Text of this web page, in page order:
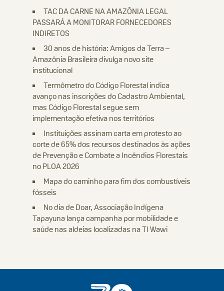
TAC DA CARNE NA AMAZÔNIA LEGAL
PASSARÁ A MONITORAR FORNECEDORES
INDIRETOS
30 anos de história: Amigos da Terra –
Amazônia Brasileira divulga novo site
institucional
Termômetro do Código Florestal indica
avanço nas inscrições do Cadastro Ambiental,
mas Código Florestal segue sem
implementação efetiva nos territórios
Instituições assinam carta em protesto ao
corte de 65% dos recursos destinados às ações
de Prevenção e Combate a Incêndios Florestais
no PLOA 2026
Mapa do caminho para fim dos combustíveis
fósseis
No dia de Doar, Associação Indígena
Tapayuna lança campanha por mobilidade e
saúde nas aldeias localizadas na TI Wawi